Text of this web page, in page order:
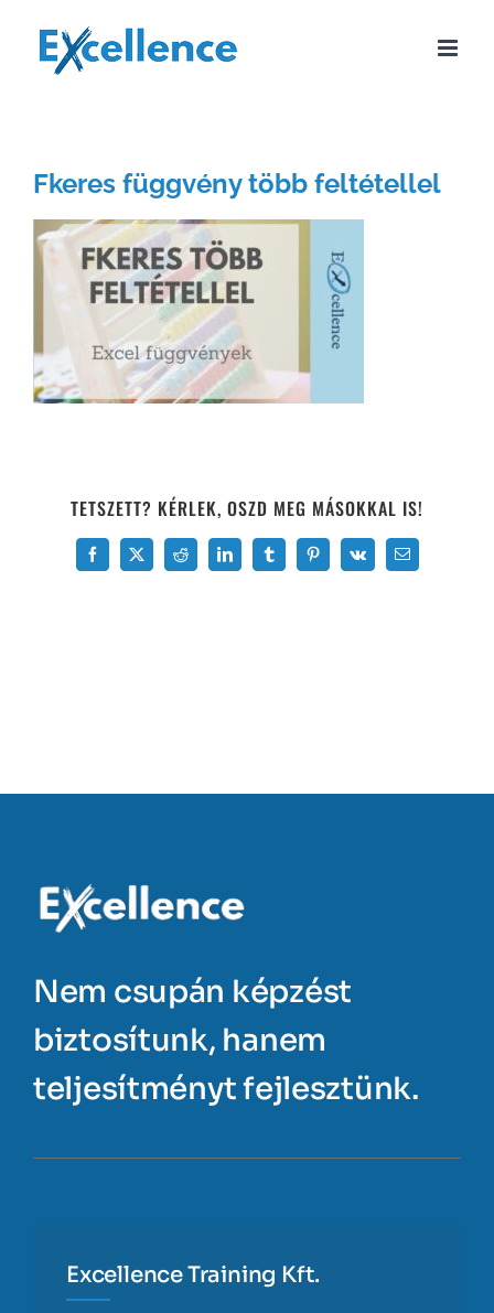
Fkeres függvény több feltétellel
TETSZETT? KÉRLEK, OSZD MEG MÁSOKKAL IS!
Facebook
X Reddit LinkedInTumblrPinterest
Vk Email:
Nem csupán képzést
biztosítunk, hanem
teljesítményt fejlesztünk.
Excellence Training Kft.